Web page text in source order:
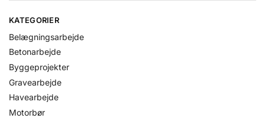
KATEGORIER
Belægningsarbejde
Betonarbejde
Byggeprojekter
Gravearbejde
Havearbejde
Motorbør